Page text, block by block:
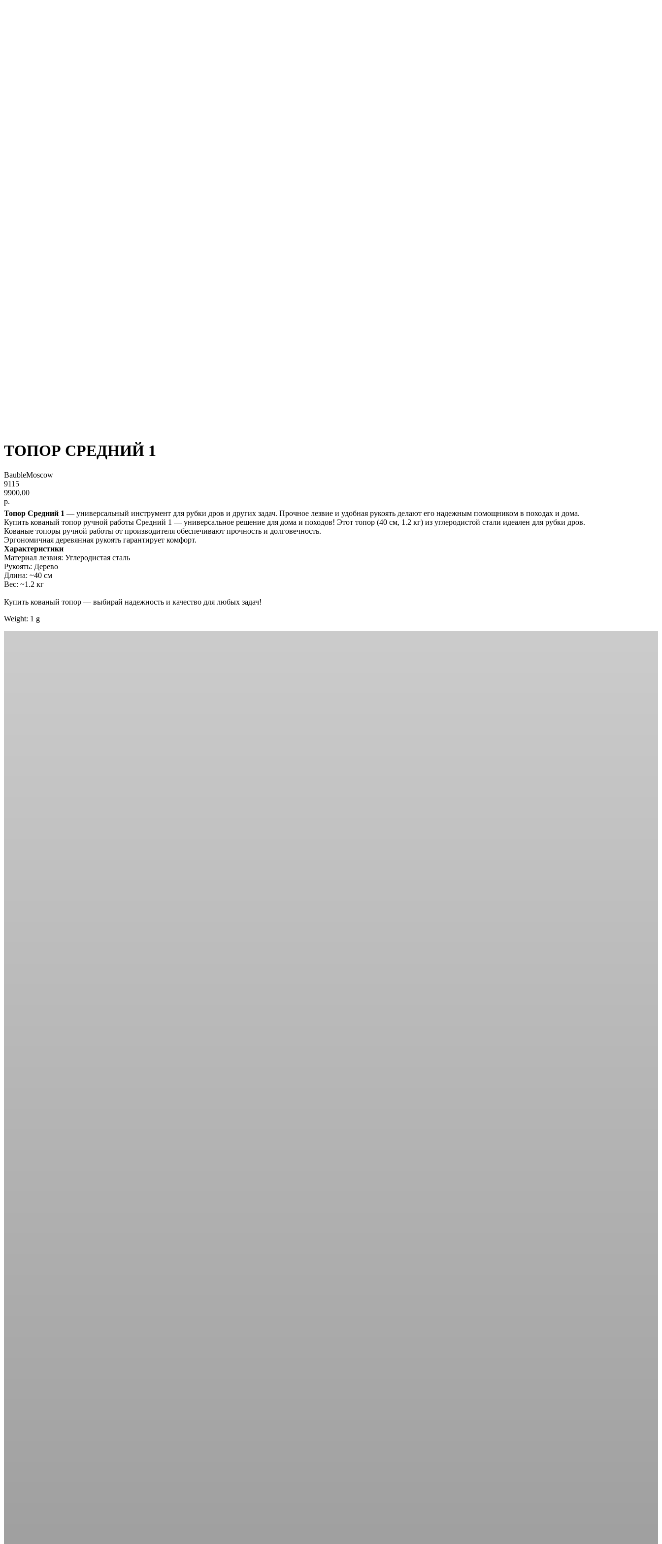
ТОПОР СРЕДНИЙ 1
BaubleMoscow
9115
9900,00
р.
Топор Средний 1 — универсальный инструмент для рубки дров и других задач. Прочное лезвие и удобная рукоять делают его надежным помощником в походах и дома.
Купить кованый топор ручной работы Средний 1 — универсальное решение для дома и походов! Этот топор (40 см, 1.2 кг) из углеродистой стали идеален для рубки дров.
Кованые топоры ручной работы от производителя обеспечивают прочность и долговечность.
Эргономичная деревянная рукоять гарантирует комфорт.
Характеристики
Материал лезвия: Углеродистая сталь
Рукоять: Дерево
Длина: ~40 см
Вес: ~1.2 кг
Купить кованый топор — выбирай надежность и качество для любых задач!
Weight: 1 g